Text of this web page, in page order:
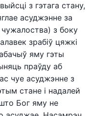
з гэтага стану,
асуджэнне за
з боку
зрабіў цяжкі
яму гэты
праўду аб
чуе асуджэнне з
стане і надалей
Бог яму не